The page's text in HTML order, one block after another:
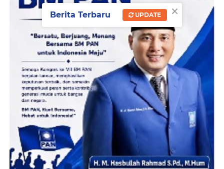
×
Berita Terbaru UPDATE